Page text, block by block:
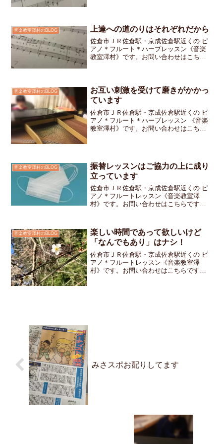
本の童謡など様々な時代...
音楽教室澤村のBLOG 上達への道のりはそれぞれだから
佐倉市ＪＲ佐倉駅・京成佐倉駅近くの ピ
アノ＊フルート＊ハープレッスン《音楽
教室澤村》です。お問い合わせはこちら
んだよね」と小4女の子ち...
音楽教室澤村のBLOG
お互い刺激を受けて磨きがかかっ
ています
佐倉市ＪＲ佐倉駅・京成佐倉駅近くの ピ
アノ＊フルート＊ハープレッスン 《音楽
教室澤村》です。お問い合わせはこちら
音楽教室澤村のBLOG
振替レッスンはご協力の上に成り
立っています
佐倉市ＪＲ佐倉駅・京成佐倉駅近くの ピ
アノ＊フルートレッスン《音楽教室澤
村》です。お問い合わせはこちらですイ
います体調が悪いかも！？と心配な時に
はご連絡をください具合が...
音楽教室澤村のBLOG
楽しい時間であって欲しいけど
「なんでもあり」はナシ！
佐倉市ＪＲ佐倉駅・京成佐倉駅近くの ピ
アノ＊フルートレッスン《音楽教室澤
村》です。お問い合わせはこちらですレ
みさスポお配りしてます